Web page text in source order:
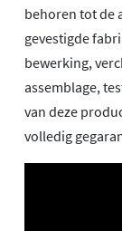
behoren tot de
gevestigde
bewerking,
assemblage,
van deze
volledig